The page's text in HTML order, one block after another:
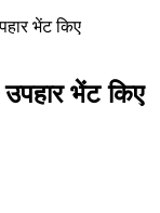
भेंट किए
उपहार भेंट किए